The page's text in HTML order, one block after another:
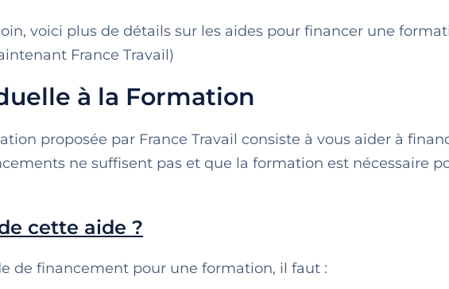
voici plus de détails sur les aides pour financer une
France Travail)
à la Formation
proposée par France Travail consiste à vous aider à
ne suffisent pas et que la formation est nécessaire
cette aide ?
de financement pour une formation, il faut :